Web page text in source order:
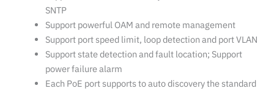
SNTP
Support powerful OAM and remote management
Support port speed limit, loop detection and port VLAN
Support state detection and fault location; Support
power failure alarm
Each PoE port supports to auto discovery the standard